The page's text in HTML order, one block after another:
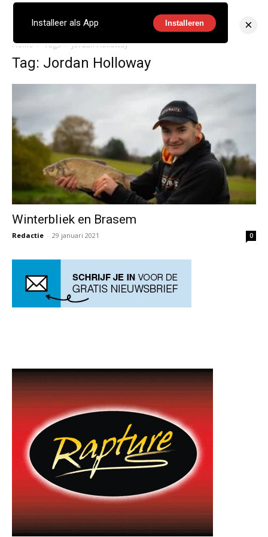
Home Tags Jordan Holloway
Tag: Jordan Holloway
Winterbliek en Brasem
Redactie - 29 januari 2021 0
Installeer als App Installeren ×